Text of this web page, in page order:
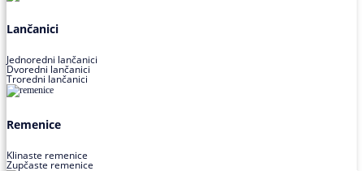
Lančanici
Jednoredni lančanici
Dvoredni lančanici
Troredni lančanici
Remenice
Klinaste remenice
Zupčaste remenice